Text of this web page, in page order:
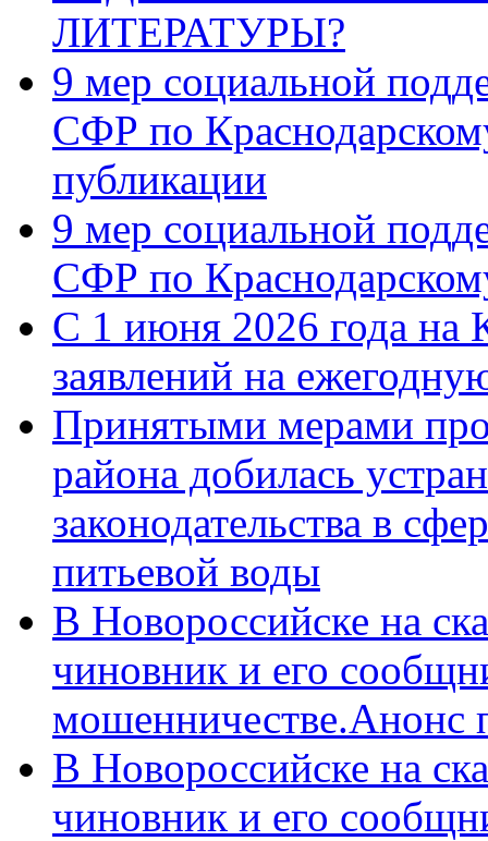
ЛИТЕРАТУРЫ?
9 мер социальной
СФР по
публикации
9 мер социальной
СФР по
С 1 июня 2026 года на
заявлений на
Принятыми мерами
района добилась
законодательства в
питьевой воды
В Новороссийске на
чиновник и его
мошенничестве.Анонс
В Новороссийске на
чиновник и его